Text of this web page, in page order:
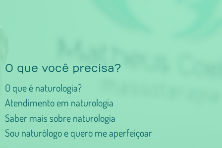
O que você precisa?
O que é naturologia?
Atendimento em naturologia
Saber mais sobre naturologia
Sou naturólogo e quero me aperfeiçoar